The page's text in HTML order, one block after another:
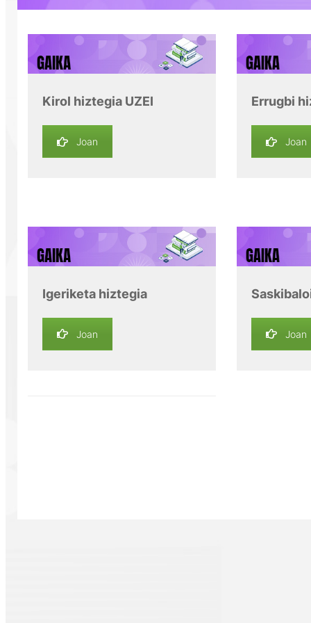
Kirol hiztegia UZEI
Joan
Errugbi
Joan
Igeriketa hiztegia
Joan Joan